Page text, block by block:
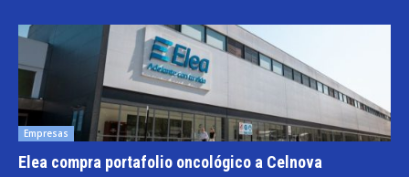
Empresas
Elea compra portafolio oncológico a Celnova